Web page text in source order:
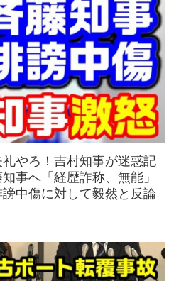
礼やろ！吉村知事が迷惑記
事へ「経歴詐称、無能」
中傷に対して毅然と反論